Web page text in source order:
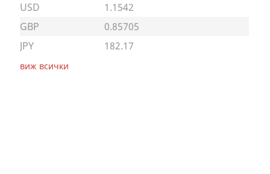
USD
1.1542
GBP
0.85705
JPY
182.17
виж всички